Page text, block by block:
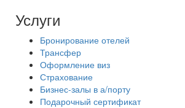
Услуги
Бронирование отелей
Трансфер
Оформление виз
Страхование
Бизнес-залы в а/порту
Подарочный сертификат